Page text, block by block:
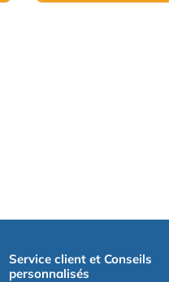
Service client et Conseils
personnalisés